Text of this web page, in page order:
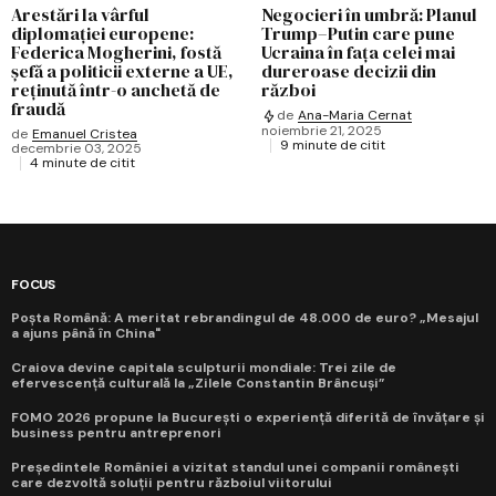
Arestări la vârful
diplomației europene:
Federica Mogherini, fostă
șefă a politicii externe a UE,
reținută într-o anchetă de
fraudă
de Emanuel Cristea
decembrie 03, 2025
4 minute de citit
Negocieri în umbră: Planul
Trump–Putin care pune
Ucraina în fața celei mai
dureroase decizii din
război
de Ana-Maria Cernat
noiembrie 21, 2025
9 minute de citit
FOCUS
Poșta Română: A meritat rebrandingul de 48.000 de euro? „Mesajul
a ajuns până în China"
Craiova devine capitala sculpturii mondiale: Trei zile de
efervescență culturală la „Zilele Constantin Brâncuși”
FOMO 2026 propune la București o experiență diferită de învățare și
business pentru antreprenori
Președintele României a vizitat standul unei companii românești
care dezvoltă soluții pentru războiul viitorului